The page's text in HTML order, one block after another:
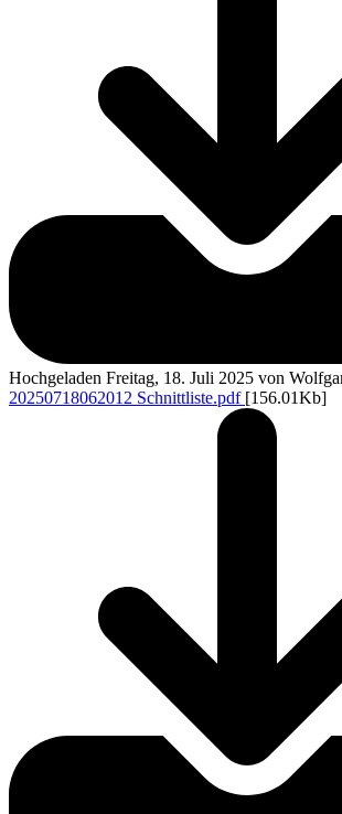
Hochgeladen Freitag, 18. Juli 2025 von
20250718062012 Schnittliste.pdf [156.01Kb]